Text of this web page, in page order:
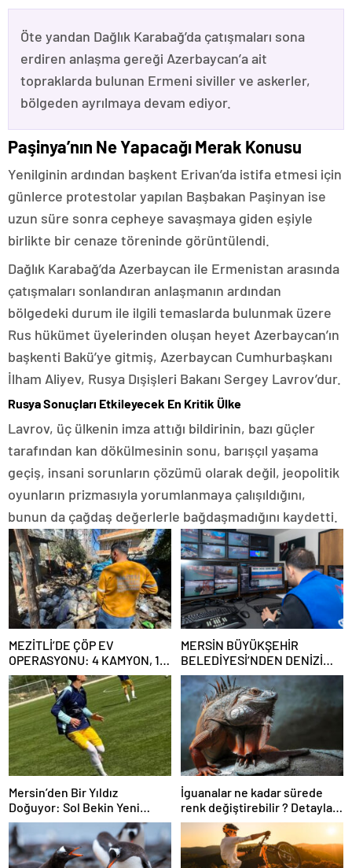
Öte yandan Dağlık Karabağ’da çatışmaları sona
erdiren anlaşma gereği Azerbaycan’a ait
topraklarda bulunan Ermeni siviller ve askerler,
bölgeden ayrılmaya devam ediyor.
Paşinya’nın Ne Yapacağı Merak Konusu
Yenilginin ardından başkent Erivan’da istifa etmesi için
günlerce protestolar yapılan Başbakan Paşinyan ise
uzun süre sonra cepheye savaşmaya giden eşiyle
birlikte bir cenaze töreninde görüntülendi.
Dağlık Karabağ’da Azerbaycan ile Ermenistan arasında
çatışmaları sonlandıran anlaşmanın ardından
bölgedeki durum ile ilgili temaslarda bulunmak üzere
Rus hükümet üyelerinden oluşan heyet Azerbaycan’ın
başkenti Bakü’ye gitmiş, Azerbaycan Cumhurbaşkanı
İlham Aliyev, Rusya Dışişleri Bakanı Sergey Lavrov’dur.
Rusya Sonuçları Etkileyecek En Kritik Ülke
Lavrov, üç ülkenin imza attığı bildirinin, bazı güçler
tarafından kan dökülmesinin sonu, barışçıl yaşama
geçiş, insani sorunların çözümü olarak değil, jeopolitik
oyunların prizmasıyla yorumlanmaya çalışıldığını,
bunun da çağdaş değerlerle bağdaşmadığını kaydetti.
MEZİTLİ’DE ÇÖP EV
OPERASYONU: 4 KAMYON, 10
TON ATIK ÇIKARILDI
MERSİN BÜYÜKŞEHİR
BELEDİYESİ’NDEN DENİZİ
KİRLETEN GEMİYE 13 MİLYON
187 BİN 913 TL CEZA
Mersin’den Bir Yıldız
Doğuyor: Sol Bekin Yeni
Efendisi Enes Dağ!
İguanalar ne kadar sürede
renk değiştirebilir ? Detaylar
burada…